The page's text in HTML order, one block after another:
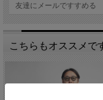
Upscape
東京、高円寺に拠を構
友達にメールですすめる
こちらもオススメで